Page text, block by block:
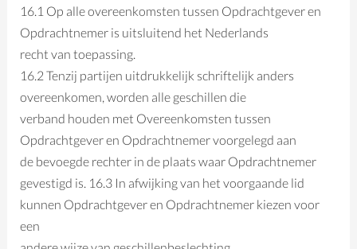
16.1 Op alle overeenkomsten tussen Opdrachtgever en
Opdrachtnemer is uitsluitend het Nederlands
recht van toepassing.
16.2 Tenzij partijen uitdrukkelijk schriftelijk anders
overeenkomen, worden alle geschillen die
verband houden met Overeenkomsten tussen
Opdrachtgever en Opdrachtnemer voorgelegd aan
de bevoegde rechter in de plaats waar Opdrachtnemer
gevestigd is. 16.3 In afwijking van het voorgaande lid
kunnen Opdrachtgever en Opdrachtnemer kiezen voor
een